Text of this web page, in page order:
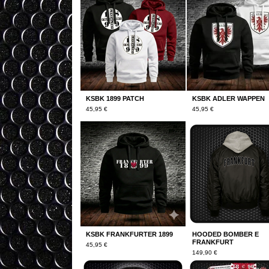
KSBK 1899 PATCH
45,95 €
KSBK ADLER WAPPEN
45,95 €
KSBK FRANKFURTER 1899
45,95 €
HOODED BOMBER E
FRANKFURT
149,90 €